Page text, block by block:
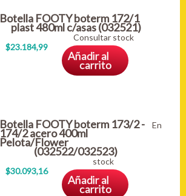
Botella FOOTY boterm 172/1
plast 480ml c/asas (032521)
$23.184,99
Consultar stock
Añadir al
carrito
Botella FOOTY boterm 173/2 -
174/2 acero 400ml
Pelota/Flower
(032522/032523)
$30.093,16
En
stock
Añadir al
carrito